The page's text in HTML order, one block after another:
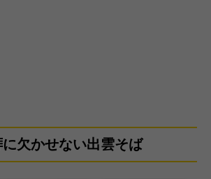
欠かせない出雲そば